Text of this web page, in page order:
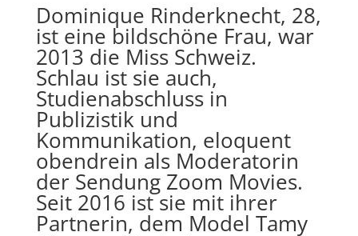
Dominique Rinderknecht, 28,
ist eine bildschöne Frau, war
2013 die Miss Schweiz.
Schlau ist sie auch,
Studienabschluss in
Publizistik und
Kommunikation, eloquent
obendrein als Moderatorin
der Sendung Zoom Movies.
Seit 2016 ist sie mit ihrer
Partnerin, dem Model Tamy